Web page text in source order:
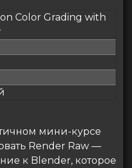
Color Grading with
мини-курсе
Render Raw —
к Blender, которое